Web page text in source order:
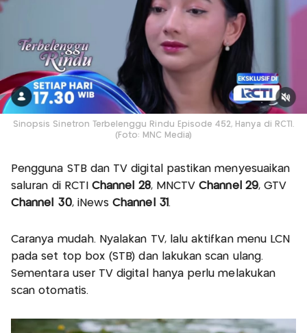
Sinopsis Sinetron Terbelenggu Rindu Episode 452, Hanya di RCTI.
(Foto: MNC Media)
Pengguna STB dan TV digital pastikan menyesuaikan
saluran di RCTIChannel 28, MNCTVChannel 29, GTV
Channel 30, iNewsChannel 31 .
Caranya mudah. Nyalakan TV, lalu aktifkan menu LCN
pada set top box (STB) dan lakukan scan ulang.
Sementara user TV digital hanya perlu melakukan
scan otomatis.